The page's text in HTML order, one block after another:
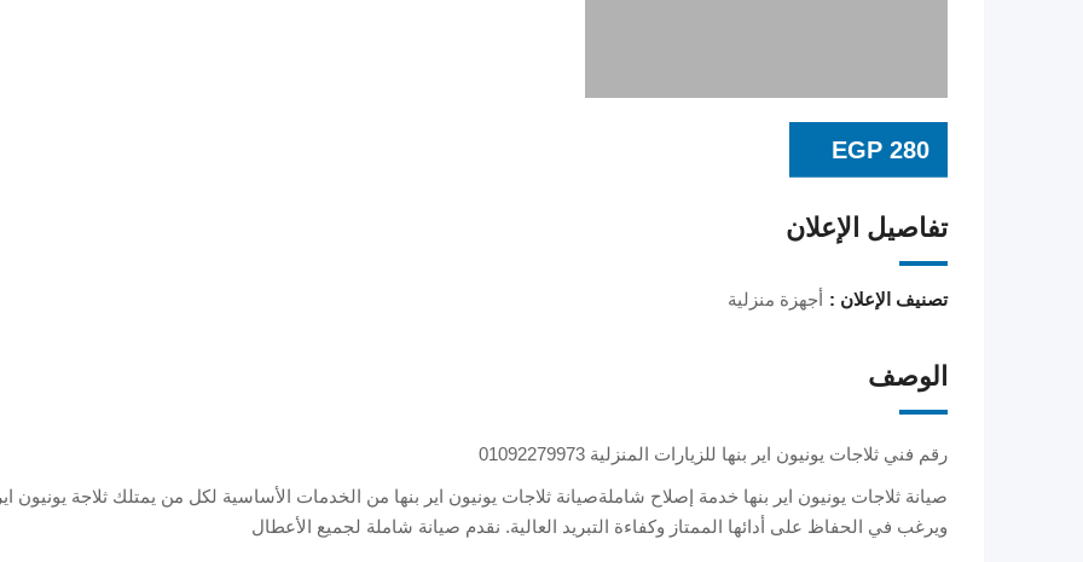
EGP 280
تفاصيل الإعلان
تصنيف الإعلان : أجهزة منزلية
الوصف
رقم فني ثلاجات يونيون اير بنها للزيارات المنزلية 01092279973
صيانة ثلاجات يونيون اير بنها خدمة إصلاح شاملةصيانة ثلاجات يونيون اير بنها من الخدمات الأساسية لكل من يمتلك ثلاجة يونيون اير
ويرغب في الحفاظ على أدائها الممتاز وكفاءة التبريد العالية. نقدم صيانة شاملة لجميع الأعطال